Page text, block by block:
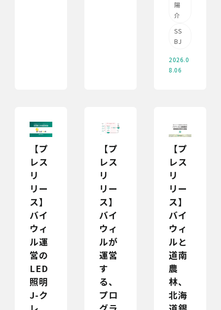
陽
介
SS
BJ
2026.0
8.06
【プ
レス
リ
リー
ス】
バイ
ウィ
ル運
営の
LED
照明
J-ク
【プ
レス
リ
リー
ス】
バイ
ウィ
ルが
運営
す
る、
プロ
【プ
レス
リ
リー
ス】
バイ
ウィ
ルと
道南
農
林、
北海